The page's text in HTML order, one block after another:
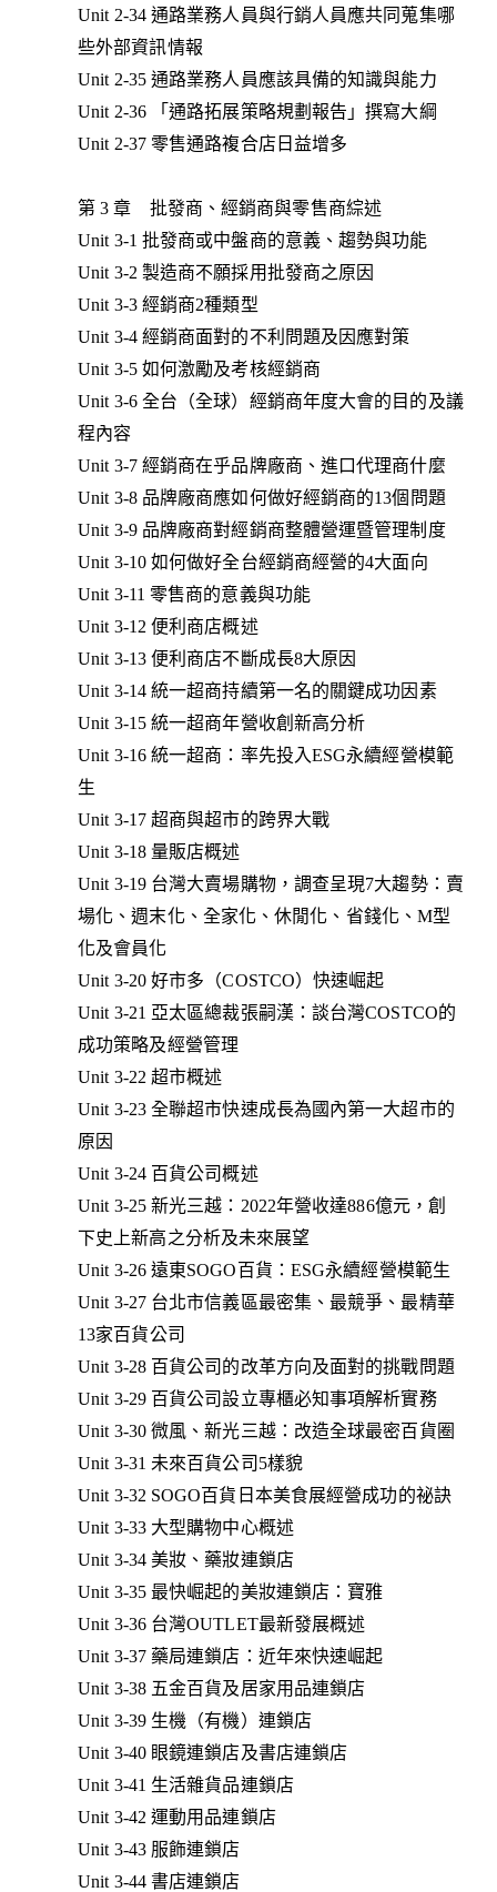
Unit 2-34 通路業務人員與行銷人員應共同蒐集哪
些外部資訊情報
Unit 2-35 通路業務人員應該具備的知識與能力
Unit 2-36 「通路拓展策略規劃報告」撰寫大綱
Unit 2-37 零售通路複合店日益增多
第 3 章 批發商、經銷商與零售商綜述
Unit 3-1 批發商或中盤商的意義、趨勢與功能
Unit 3-2 製造商不願採用批發商之原因
Unit 3-3 經銷商2種類型
Unit 3-4 經銷商面對的不利問題及因應對策
Unit 3-5 如何激勵及考核經銷商
Unit 3-6 全台（全球）經銷商年度大會的目的及議
程內容
Unit 3-7 經銷商在乎品牌廠商、進口代理商什麼
Unit 3-8 品牌廠商應如何做好經銷商的13個問題
Unit 3-9 品牌廠商對經銷商整體營運暨管理制度
Unit 3-10 如何做好全台經銷商經營的4大面向
Unit 3-11 零售商的意義與功能
Unit 3-12 便利商店概述
Unit 3-13 便利商店不斷成長8大原因
Unit 3-14 統一超商持續第一名的關鍵成功因素
Unit 3-15 統一超商年營收創新高分析
Unit 3-16 統一超商：率先投入ESG永續經營模範
生
Unit 3-17 超商與超市的跨界大戰
Unit 3-18 量販店概述
Unit 3-19 台灣大賣場購物，調查呈現7大趨勢：賣
場化、週末化、全家化、休閒化、省錢化、M型
化及會員化
Unit 3-20 好市多（COSTCO）快速崛起
Unit 3-21 亞太區總裁張嗣漢：談台灣COSTCO的
成功策略及經營管理
Unit 3-22 超市概述
Unit 3-23 全聯超市快速成長為國內第一大超市的
原因
Unit 3-24 百貨公司概述
Unit 3-25 新光三越：2022年營收達886億元，創
下史上新高之分析及未來展望
Unit 3-26 遠東SOGO百貨：ESG永續經營模範生
Unit 3-27 台北市信義區最密集、最競爭、最精華
13家百貨公司
Unit 3-28 百貨公司的改革方向及面對的挑戰問題
Unit 3-29 百貨公司設立專櫃必知事項解析實務
Unit 3-30 微風、新光三越：改造全球最密百貨圈
Unit 3-31 未來百貨公司5樣貌
Unit 3-32 SOGO百貨日本美食展經營成功的祕訣
Unit 3-33 大型購物中心概述
Unit 3-34 美妝、藥妝連鎖店
Unit 3-35 最快崛起的美妝連鎖店：寶雅
Unit 3-36 台灣OUTLET最新發展概述
Unit 3-37 藥局連鎖店：近年來快速崛起
Unit 3-38 五金百貨及居家用品連鎖店
Unit 3-39 生機（有機）連鎖店
Unit 3-40 眼鏡連鎖店及書店連鎖店
Unit 3-41 生活雜貨品連鎖店
Unit 3-42 運動用品連鎖店
Unit 3-43 服飾連鎖店
Unit 3-44 書店連鎖店